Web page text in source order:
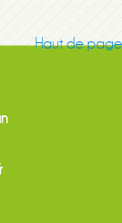
Haut de page